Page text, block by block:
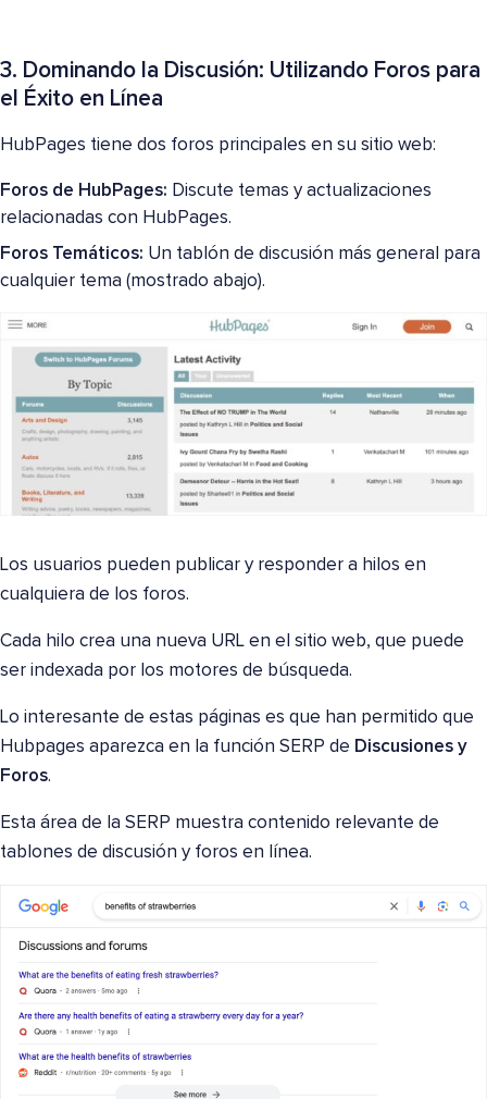
3. Dominando la Discusión: Utilizando Foros para
el Éxito en Línea
HubPages tiene dos foros principales en su sitio web:
Foros de HubPages: Discute temas y actualizaciones
relacionadas con HubPages.
Foros Temáticos: Un tablón de discusión más general para
cualquier tema (mostrado abajo).
Los usuarios pueden publicar y responder a hilos en
cualquiera de los foros.
Cada hilo crea una nueva URL en el sitio web, que puede
ser indexada por los motores de búsqueda.
Lo interesante de estas páginas es que han permitido que
Hubpages aparezca en la función SERP de Discusiones y
Foros.
Esta área de la SERP muestra contenido relevante de
tablones de discusión y foros en línea.